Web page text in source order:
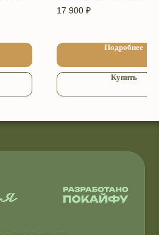
17 900 ₽
Подробнее
Купить
Cookie-файлов